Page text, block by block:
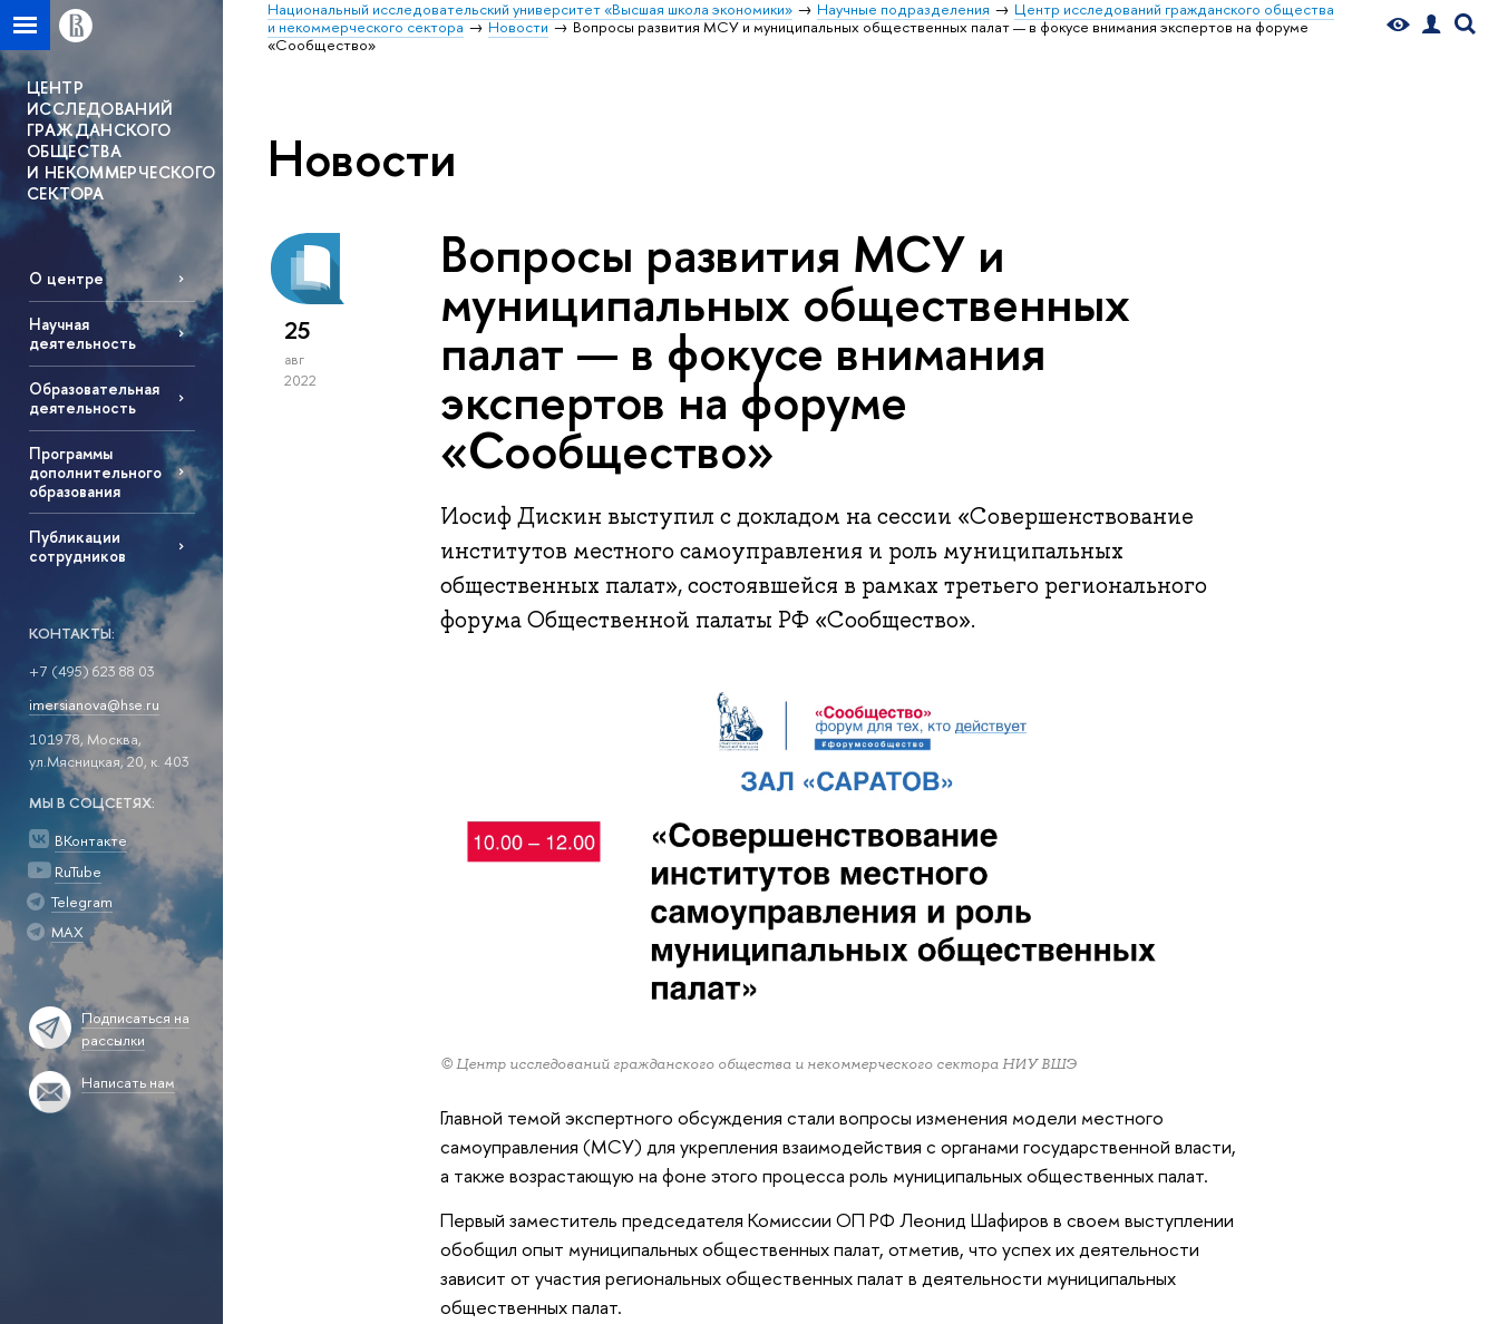
Национальный исследовательский университет «Высшая школа экономики» Научные подразделения
Центр исследований гражданского общества
и некоммерческого сектора
Новости
Вопросы развития МСУ и муниципальных общественных палат — в фокусе внимания экспертов на форуме
«Сообщество»
ЦЕНТР
ИССЛЕДОВАНИЙ
ГРАЖДАНСКОГО
ОБЩЕСТВА
И НЕКОММЕРЧЕСКОГО
СЕКТОРА
О центре
Научная
деятельность
Образовательная
деятельность
Программы
дополнительного
образования
Публикации
сотрудников
КОНТАКТЫ:
+7 (495) 623 88 03
imersianova@hse.ru
101978, Москва,
ул.Мясницкая, 20, к. 403
МЫ В СОЦСЕТЯХ:
ВКонтакте
RuTube
Telegram
MAX
Подписаться на
рассылки
Написать нам
Новости
25
авг
2022
Вопросы развития МСУ и
муниципальных общественных
палат — в фокусе внимания
экспертов на форуме
«Сообщество»
Иосиф Дискин выступил с докладом на сессии «Совершенствование
институтов местного самоуправления и роль муниципальных
общественных палат», состоявшейся в рамках третьего регионального
форума Общественной палаты РФ «Сообщество».
© Центр исследований гражданского общества и некоммерческого сектора НИУ ВШЭ
Главной темой экспертного обсуждения стали вопросы изменения модели местного
самоуправления (МСУ) для укрепления взаимодействия с органами государственной власти,
а также возрастающую на фоне этого процесса роль муниципальных общественных палат.
Первый заместитель председателя Комиссии ОП РФ Леонид Шафиров в своем выступлении
обобщил опыт муниципальных общественных палат, отметив, что успех их деятельности
зависит от участия региональных общественных палат в деятельности муниципальных
общественных палат.